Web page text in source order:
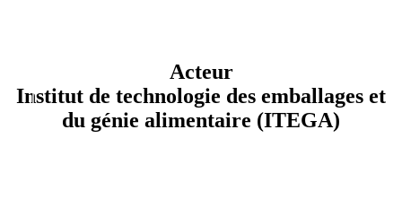
Acteur
Institut de technologie des emballages et
du génie alimentaire (ITEGA)